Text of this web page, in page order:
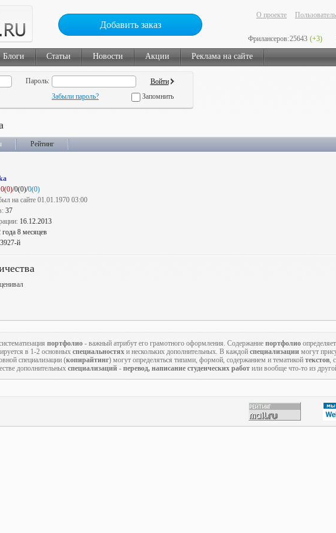
Добавить заказ
О проекте
Фрилансеров:25643 (+3)
Блоги Статьи Новости Акции Реклама на сайте
Пароль:
Забыли пароль? Запомнить
Рейтинг
0(0)/0(0)/0(0)
на сайте 01.01.1970 03:00
37
16.12.2013
года 8 месяцев
3927-й
портфолио - важный атрибут его грамотного оформления. Содержание портфолио
в 1-2 основных специальностях и нескольких дополнительных. В каждой специализации могут
специализации (копирайтинг) могут определяться типами, формой, содержанием и тематикой текстов,
дополнительных специализаций - перевод, написание студенческих работ или вообще что-то из